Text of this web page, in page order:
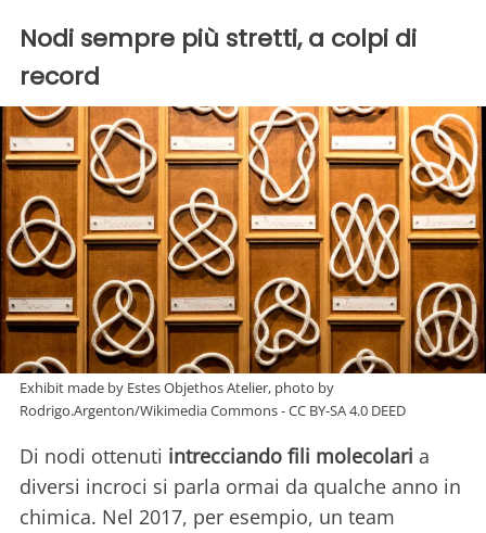
Nodi sempre più stretti, a colpi di
record
Exhibit made by Estes Objethos Atelier, photo by
Rodrigo.Argenton/Wikimedia Commons - CC BY-SA 4.0 DEED
Di nodi ottenuti intrecciando fili molecolari a
diversi incroci si parla ormai da qualche anno in
chimica. Nel 2017, per esempio, un team